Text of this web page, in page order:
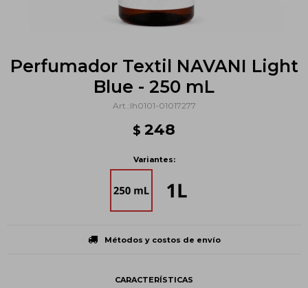
Perfumador Textil NAVANI Light
Blue - 250 mL
lh0101-01017277
$ 248
Variantes:
Métodos y costos de envío
CARACTERÍSTICAS